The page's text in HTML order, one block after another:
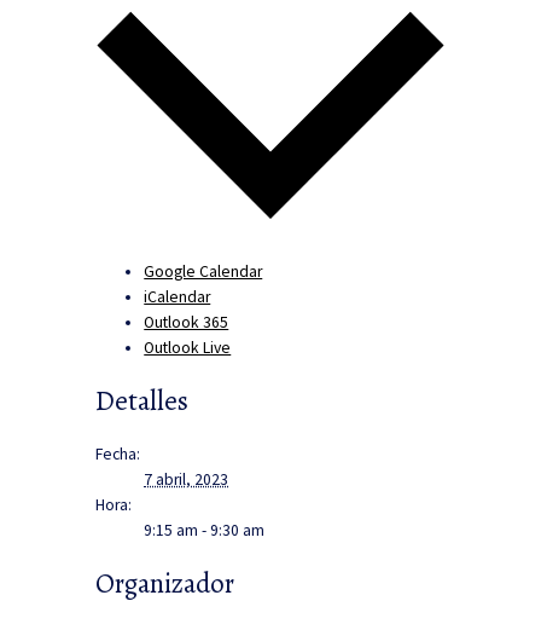
Google Calendar
iCalendar
Outlook 365
Outlook Live
Detalles
Fecha:
7 abril, 2023
Hora:
9:15 am - 9:30 am
Organizador